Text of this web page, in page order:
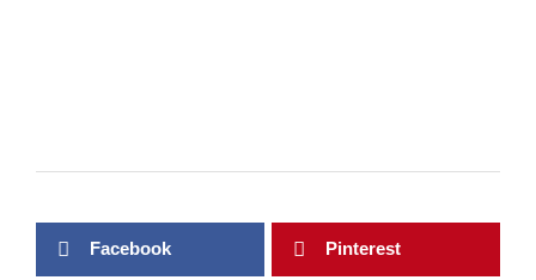
Facebook Pinterest